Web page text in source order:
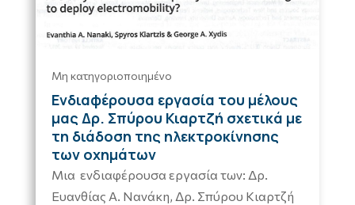
Ενδιαφέρουσα εργασία του μέλους
μας Δρ. Σπύρου Κιαρτζή σχετικά με
τη διάδοση της ηλεκτροκίνησης
των οχημάτων
Μη κατηγοριοποιημένο
Μια ενδιαφέρουσα εργασία των: Δρ.
Ευανθίας Α. Νανάκη, Δρ. Σπύρου Κιαρτζή